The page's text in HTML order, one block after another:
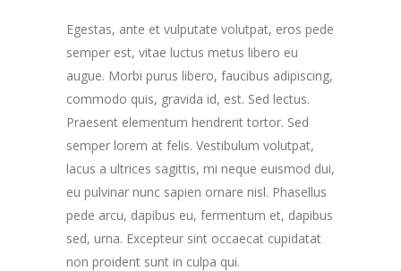
Egestas, ante et vulputate volutpat, eros pede
semper est, vitae luctus metus libero eu
augue. Morbi purus libero, faucibus adipiscing,
commodo quis, gravida id, est. Sed lectus.
Praesent elementum hendrerit tortor. Sed
semper lorem at felis. Vestibulum volutpat,
lacus a ultrices sagittis, mi neque euismod dui,
eu pulvinar nunc sapien ornare nisl. Phasellus
pede arcu, dapibus eu, fermentum et, dapibus
sed, urna. Excepteur sint occaecat cupidatat
non proident sunt in culpa qui.